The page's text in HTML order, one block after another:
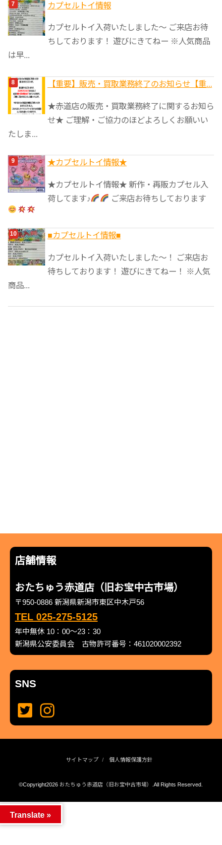
カプセルトイ情報
カプセルトイ入荷いたしました〜 ご来店お待
ちしております！ 遊びにきてねー ※人気商品
は早...
【重要】販売・買取業務終了のお知らせ【重...
★赤道店の販売・買取業務終了に関するお知ら
せ★ ご理解・ご協力のほどよろしくお願いい
たしま...
★カプセルトイ情報★
★カプセルトイ情報★ 新作・再販カプセル入
荷してます♪
ご来店お待ちしております
■カプセルトイ情報■
カプセルトイ入荷いたしました〜！ ご来店お
待ちしております！ 遊びにきてねー！ ※人気
商品...
店舗情報
おたちゅう赤道店（旧お宝中古市場）
〒950-0886 新潟県新潟市東区中木戸56
TEL 025-275-5125
年中無休 10：00～23：30
新潟県公安委員会 古物許可番号：461020002392
SNS
サイトマップ 個人情報保護方針
©Copyright2026 おたちゅう赤道店（旧お宝中古市場） .All Rights Reserved.
Translate »